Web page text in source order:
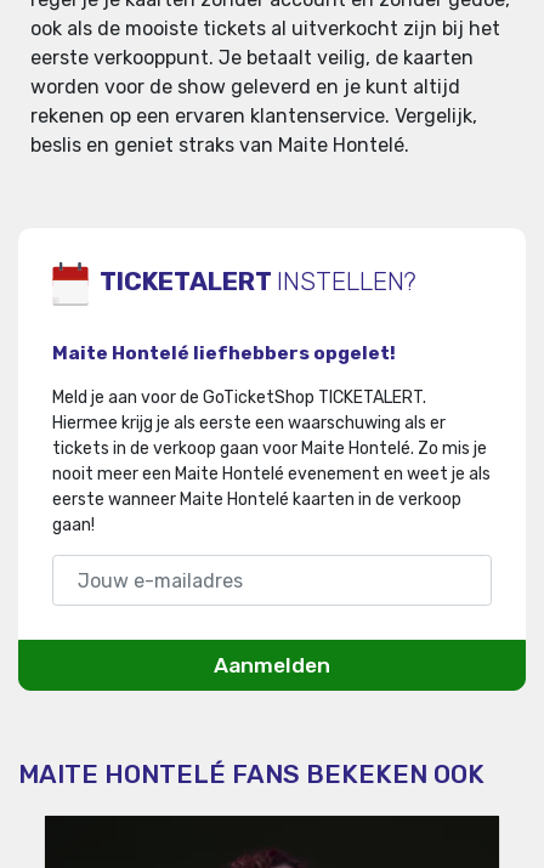
ook als de mooiste tickets al uitverkocht zijn bij het
eerste verkooppunt. Je betaalt veilig, de kaarten
worden voor de show geleverd en je kunt altijd
rekenen op een ervaren klantenservice. Vergelijk,
beslis en geniet straks van Maite Hontelé.
TICKETALERT INSTELLEN?
Maite Hontelé liefhebbers opgelet!
Meld je aan voor de GoTicketShop TICKETALERT.
Hiermee krijg je als eerste een waarschuwing als er
tickets in de verkoop gaan voor Maite Hontelé. Zo mis je
nooit meer een Maite Hontelé evenement en weet je als
eerste wanneer Maite Hontelé kaarten in de verkoop
gaan!
Aanmelden
MAITE HONTELÉ FANS BEKEKEN OOK